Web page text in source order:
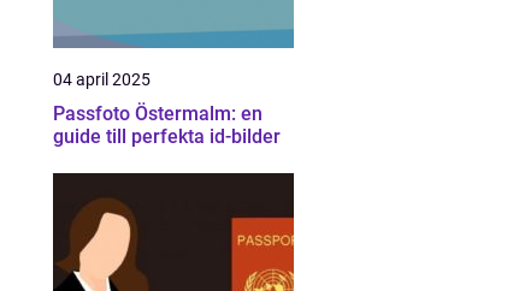
04 april 2025
Passfoto Östermalm: en
guide till perfekta id-bilder